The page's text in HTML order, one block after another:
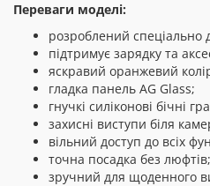
Переваги моделі:
розроблений спеціально
підтримує зарядку та
яскравий оранжевий
гладка панель AG Glass;
гнучкі силіконові бічні
захисні виступи біля
вільний доступ до всіх
точна посадка без люфтів;
зручний для щоденного